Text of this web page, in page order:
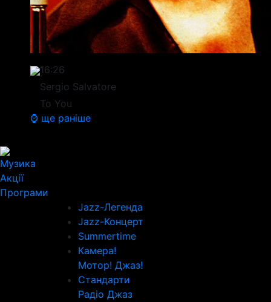
16:26
Sergio Salvatore
To You
⌚ ще раніше
Музика
Акції
Програми
Jazz-Легенда
Jazz-Концерт
Summertime
Камера!
Мотор! Джаз!
Стандарти
Радіо Джаз